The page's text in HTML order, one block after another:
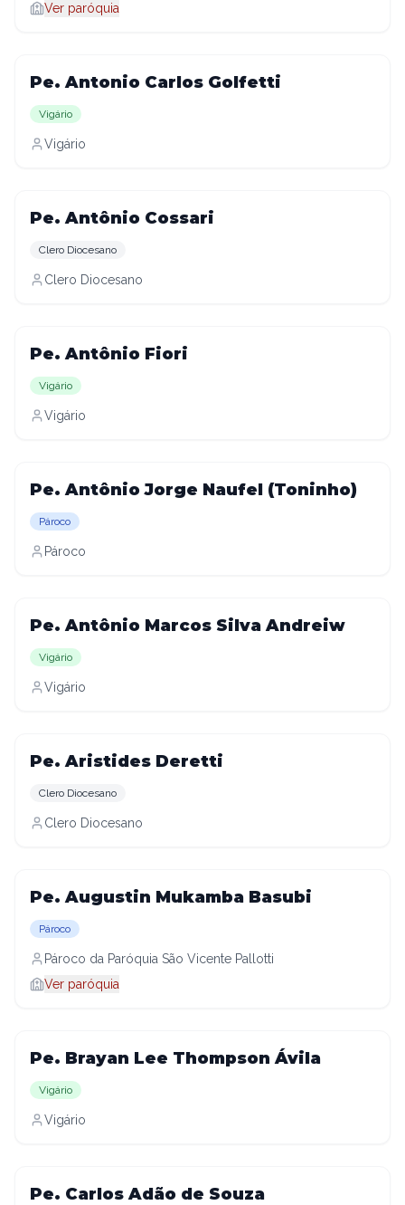
Ver paróquia
Pe. Antonio Carlos Golfetti
Vigário
Vigário
Pe. Antônio Cossari
Clero Diocesano
Clero Diocesano
Pe. Antônio Fiori
Vigário
Vigário
Pe. Antônio Jorge Naufel (Toninho)
Pároco
Pároco
Pe. Antônio Marcos Silva Andreiw
Vigário
Vigário
Pe. Aristides Deretti
Clero Diocesano
Clero Diocesano
Pe. Augustin Mukamba Basubi
Pároco
Pároco da Paróquia São Vicente Pallotti
Ver paróquia
Pe. Brayan Lee Thompson Ávila
Vigário
Vigário
Pe. Carlos Adão de Souza